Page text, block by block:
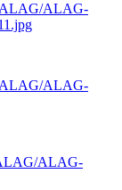
ALAG/ALAG-
ALAG/ALAG-
ALAG-